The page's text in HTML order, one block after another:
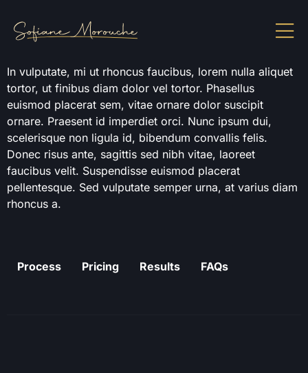
In vulputate, mi ut rhoncus faucibus, lorem nulla aliquet
tortor, ut finibus diam dolor vel tortor. Phasellus
euismod placerat sem, vitae ornare dolor suscipit
ornare. Praesent id imperdiet orci. Nunc ipsum dui,
scelerisque non ligula id, bibendum convallis felis.
Donec risus ante, sagittis sed nibh vitae, laoreet
faucibus velit. Suspendisse euismod placerat
pellentesque. Sed vulputate semper urna, at varius diam
rhoncus a.
Process Pricing Results FAQs